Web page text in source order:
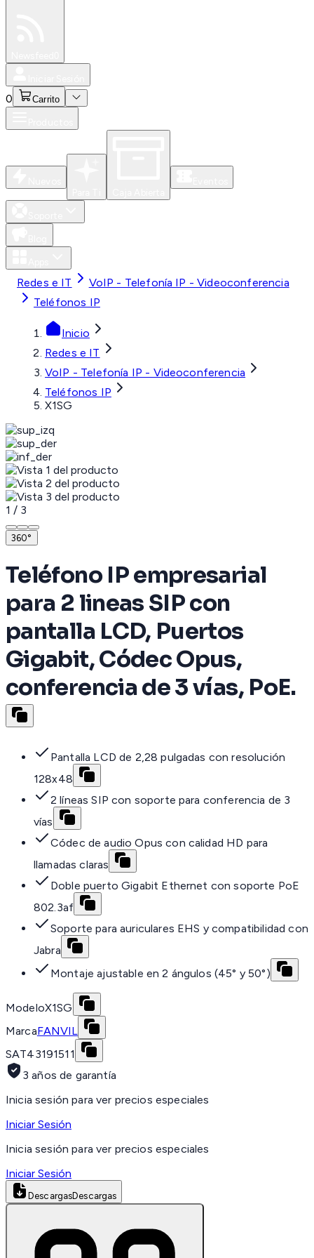
0 Carrito
Redes e IT
VoIP - Telefonía IP - Videoconferencia
Teléfonos IP
Inicio
Redes e IT
VoIP - Telefonía IP - Videoconferencia
Teléfonos IP
X1SG
1 / 3
360°
Teléfono IP empresarial
para 2 lineas SIP con
pantalla LCD, Puertos
Gigabit, Códec Opus,
conferencia de 3 vías, PoE.
Pantalla LCD de 2,28 pulgadas con resolución
128x48
2 líneas SIP con soporte para conferencia de 3
vías
Códec de audio Opus con calidad HD para
llamadas claras
Doble puerto Gigabit Ethernet con soporte PoE
802.3af
Soporte para auriculares EHS y compatibilidad con
Jabra
Montaje ajustable en 2 ángulos (45° y 50°)
ModeloX1SG
MarcaFANVIL
SAT43191511
3 años de garantía
Inicia sesión para ver precios especiales
Iniciar Sesión
Inicia sesión para ver precios especiales
Iniciar Sesión
DescargasDescargas